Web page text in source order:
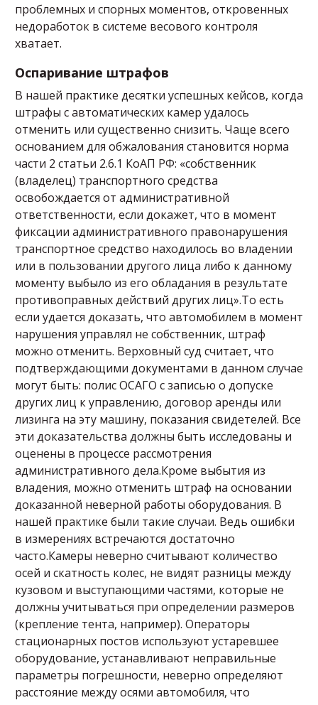
проблемных и спорных моментов, откровенных
недоработок в системе весового контроля
хватает.
Оспаривание штрафов
В нашей практике десятки успешных кейсов, когда
штрафы с автоматических камер удалось
отменить или существенно снизить. Чаще всего
основанием для обжалования становится норма
части 2 статьи 2.6.1 КоАП РФ: «собственник
(владелец) транспортного средства
освобождается от административной
ответственности, если докажет, что в момент
фиксации административного правонарушения
транспортное средство находилось во владении
или в пользовании другого лица либо к данному
моменту выбыло из его обладания в результате
противоправных действий других лиц».То есть
если удается доказать, что автомобилем в момент
нарушения управлял не собственник, штраф
можно отменить. Верховный суд считает, что
подтверждающими документами в данном случае
могут быть: полис ОСАГО с записью о допуске
других лиц к управлению, договор аренды или
лизинга на эту машину, показания свидетелей. Все
эти доказательства должны быть исследованы и
оценены в процессе рассмотрения
административного дела.Кроме выбытия из
владения, можно отменить штраф на основании
доказанной неверной работы оборудования. В
нашей практике были такие случаи. Ведь ошибки
в измерениях встречаются достаточно
часто.Камеры неверно считывают количество
осей и скатность колес, не видят разницы между
кузовом и выступающими частями, которые не
должны учитываться при определении размеров
(крепление тента, например). Операторы
стационарных постов используют устаревшее
оборудование, устанавливают неправильные
параметры погрешности, неверно определяют
расстояние между осями автомобиля, что